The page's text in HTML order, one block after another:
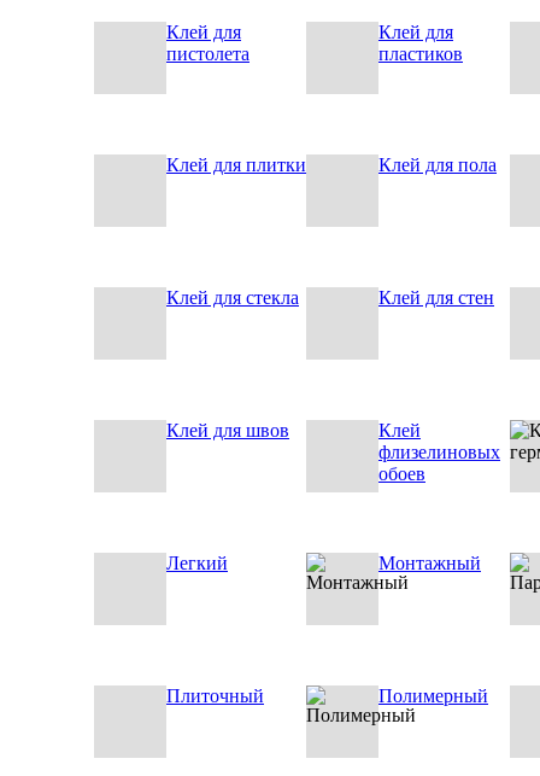
Клей для
пистолета
Клей для
пластиков
Клей для плитки Клей для пола
Клей для стекла Клей для стен
Клей для швов
Клей
флизелиновых
обоев
Легкий Монтажный
Плиточный Полимерный